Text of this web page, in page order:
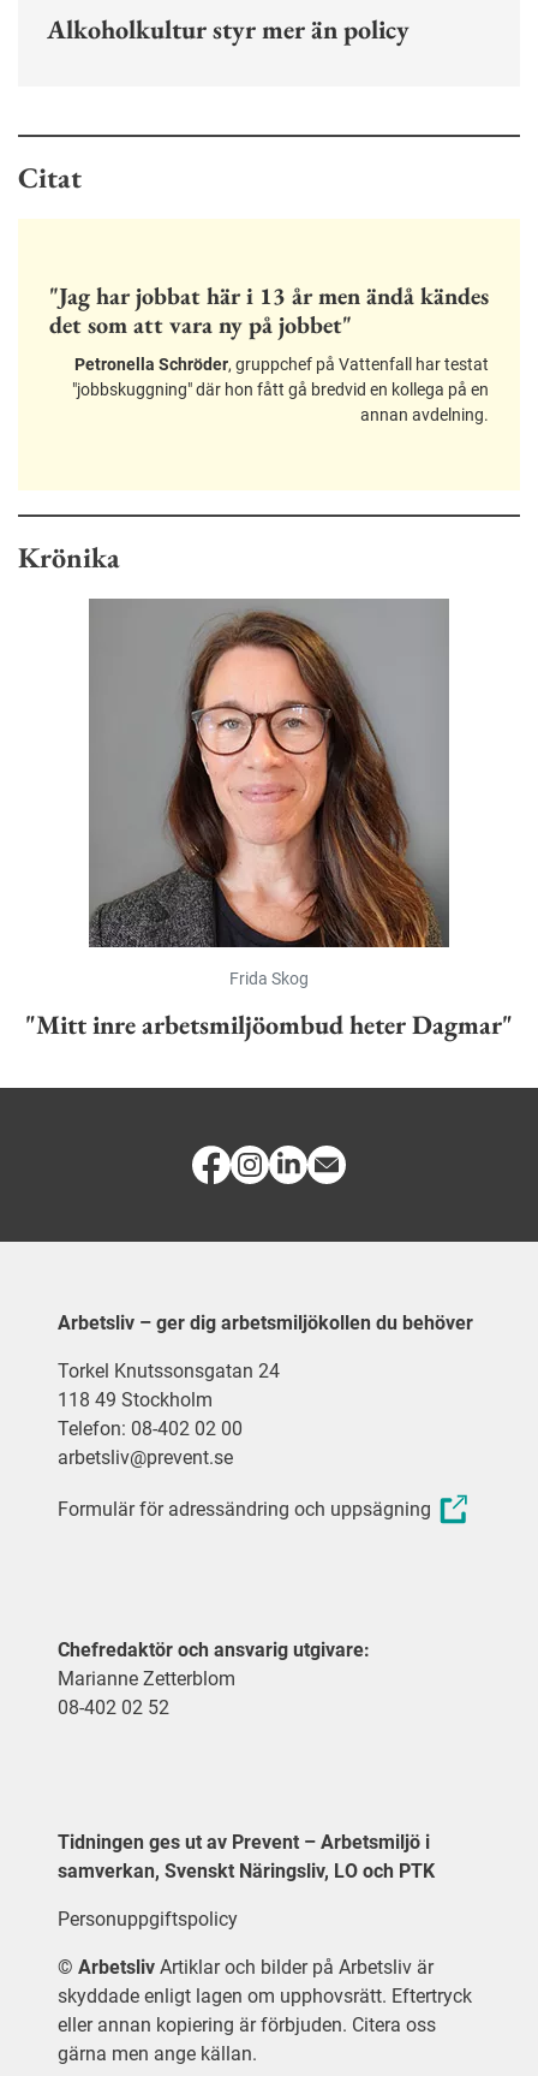
Alkoholkultur styr mer än policy
Citat
"Jag har jobbat här i 13 år men ändå kändes
det som att vara ny på jobbet"
Petronella Schröder, gruppchef på Vattenfall har testat
"jobbskuggning" där hon fått gå bredvid en kollega på en
annan avdelning.
Krönika
Frida Skog
"Mitt inre arbetsmiljöombud heter Dagmar"
Arbetsliv – ger dig arbetsmiljökollen du behöver
Torkel Knutssonsgatan 24
118 49 Stockholm
Telefon: 08-402 02 00
arbetsliv@prevent.se
Formulär för adressändring och uppsägning
Chefredaktör och ansvarig utgivare:
Marianne Zetterblom
08-402 02 52
Tidningen ges ut av Prevent – Arbetsmiljö i
samverkan, Svenskt Näringsliv, LO och PTK
Personuppgiftspolicy
© Arbetsliv Artiklar och bilder på Arbetsliv är
skyddade enligt lagen om upphovsrätt. Eftertryck
eller annan kopiering är förbjuden. Citera oss
gärna men ange källan.